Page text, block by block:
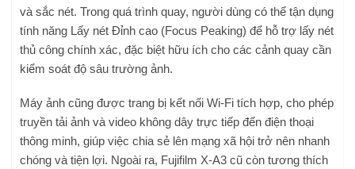
và sắc nét. Trong quá trình quay, người dùng có thể tận dụng
tính năng Lấy nét Đỉnh cao (Focus Peaking) để hỗ trợ lấy nét
thủ công chính xác, đặc biệt hữu ích cho các cảnh quay cần
kiểm soát độ sâu trường ảnh.
Máy ảnh cũng được trang bị kết nối Wi-Fi tích hợp, cho phép
truyền tải ảnh và video không dây trực tiếp đến điện thoại
thông minh, giúp việc chia sẻ lên mạng xã hội trở nên nhanh
chóng và tiện lợi. Ngoài ra, Fujifilm X-A3 cũ còn tương thích